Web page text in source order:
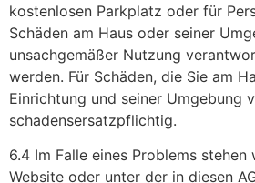
kostenlosen Parkplatz oder für
Schäden am Haus oder seiner
unsachgemäßer Nutzung
werden. Für Schäden, die Sie am
Einrichtung und seiner Umgebung
schadensersatzpflichtig.
6.4 Im Falle eines Problems stehen
Website oder unter der in diesen